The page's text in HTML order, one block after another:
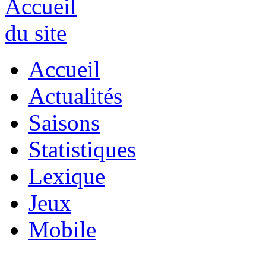
Accueil
Actualités
Saisons
Statistiques
Lexique
Jeux
Mobile